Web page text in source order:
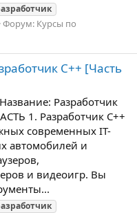
Форум: Курсы по
C++ [Часть
Разработчик
1. Разработчик C++
современных IT-
автомобилей и
и видеоигр. Вы